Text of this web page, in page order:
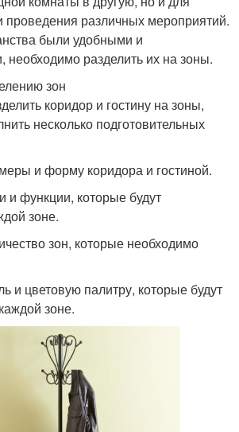
различных мероприятий.
были удобными и
разделить их на зоны.
зон
коридор и гостину на зоны,
несколько подготовительных
и форму коридора и гостиной.
и функции, которые будут
зоне.
зон, которые необходимо
и цветовую палитру, которые будут
зоне.